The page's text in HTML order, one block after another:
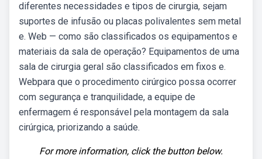
diferentes necessidades e tipos de cirurgia, sejam
suportes de infusão ou placas polivalentes sem metal
e. Web — como são classificados os equipamentos e
materiais da sala de operação? Equipamentos de uma
sala de cirurgia geral são classificados em fixos e.
Webpara que o procedimento cirúrgico possa ocorrer
com segurança e tranquilidade, a equipe de
enfermagem é responsável pela montagem da sala
cirúrgica, priorizando a saúde.
For more information, click the button below.